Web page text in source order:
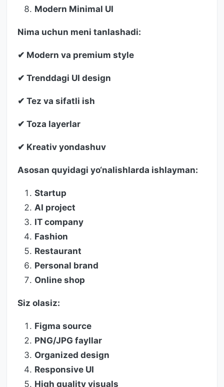
Modern Minimal UI
Nima uchun meni tanlashadi:
✔ Modern va premium style
✔ Trenddagi UI design
✔ Tez va sifatli ish
✔ Toza layerlar
✔ Kreativ yondashuv
Asosan quyidagi yo‘nalishlarda ishlayman:
Startup
AI project
IT company
Fashion
Restaurant
Personal brand
Online shop
Siz olasiz:
Figma source
PNG/JPG fayllar
Organized design
Responsive UI
High quality visuals